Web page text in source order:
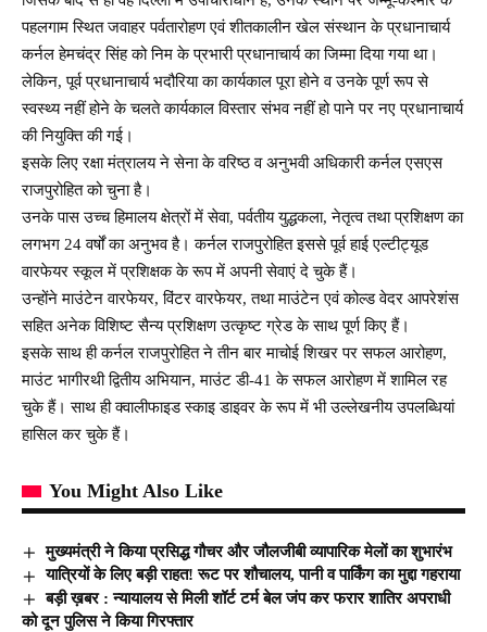
पहलगाम स्थित जवाहर पर्वतारोहण एवं शीतकालीन खेल संस्थान के प्रधानाचार्य
कर्नल हेमचंद्र सिंह को निम के प्रभारी प्रधानाचार्य का जिम्मा दिया गया था।
लेकिन, पूर्व प्रधानाचार्य भदौरिया का कार्यकाल पूरा होने व उनके पूर्ण रूप से
स्वस्थ्य नहीं होने के चलते कार्यकाल विस्तार संभव नहीं हो पाने पर नए प्रधानाचार्य
की नियुक्ति की गई।
इसके लिए रक्षा मंत्रालय ने सेना के वरिष्ठ व अनुभवी अधिकारी कर्नल एसएस
राजपुरोहित को चुना है।
उनके पास उच्च हिमालय क्षेत्रों में सेवा, पर्वतीय युद्धकला, नेतृत्व तथा प्रशिक्षण का
लगभग 24 वर्षों का अनुभव है। कर्नल राजपुरोहित इससे पूर्व हाई एल्टीट्यूड
वारफेयर स्कूल में प्रशिक्षक के रूप में अपनी सेवाएं दे चुके हैं।
उन्होंने माउंटेन वारफेयर, विंटर वारफेयर, तथा माउंटेन एवं कोल्ड वेदर आपरेशंस
सहित अनेक विशिष्ट सैन्य प्रशिक्षण उत्कृष्ट ग्रेड के साथ पूर्ण किए हैं।
इसके साथ ही कर्नल राजपुरोहित ने तीन बार माचोई शिखर पर सफल आरोहण,
माउंट भागीरथी द्वितीय अभियान, माउंट डी-41 के सफल आरोहण में शामिल रह
चुके हैं। साथ ही क्वालीफाइड स्काइ डाइवर के रूप में भी उल्लेखनीय उपलब्धियां
हासिल कर चुके हैं।
You Might Also Like
मुख्यमंत्री ने किया प्रसिद्ध गौचर और जौलजीबी व्यापारिक मेलों का शुभारंभ
यात्रियों के लिए बड़ी राहत! रूट पर शौचालय, पानी व पार्किंग का मुद्दा गहराया
बड़ी ख़बर : न्यायालय से मिली शॉर्ट टर्म बेल जंप कर फरार शातिर अपराधी
को दून पुलिस ने किया गिरफ्तार